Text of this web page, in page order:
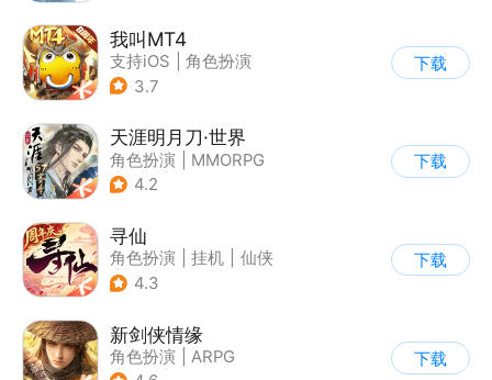
我叫MT4
支持iOS
角色扮演
| ARPG
3.7
下载
天涯明月刀·世界
角色扮演
MMORPG
| 武侠
4.2
下载
寻仙
角色扮演 挂机
仙侠
| 寻仙
4.3
下载
新剑侠情缘
角色扮演
ARPG
下载